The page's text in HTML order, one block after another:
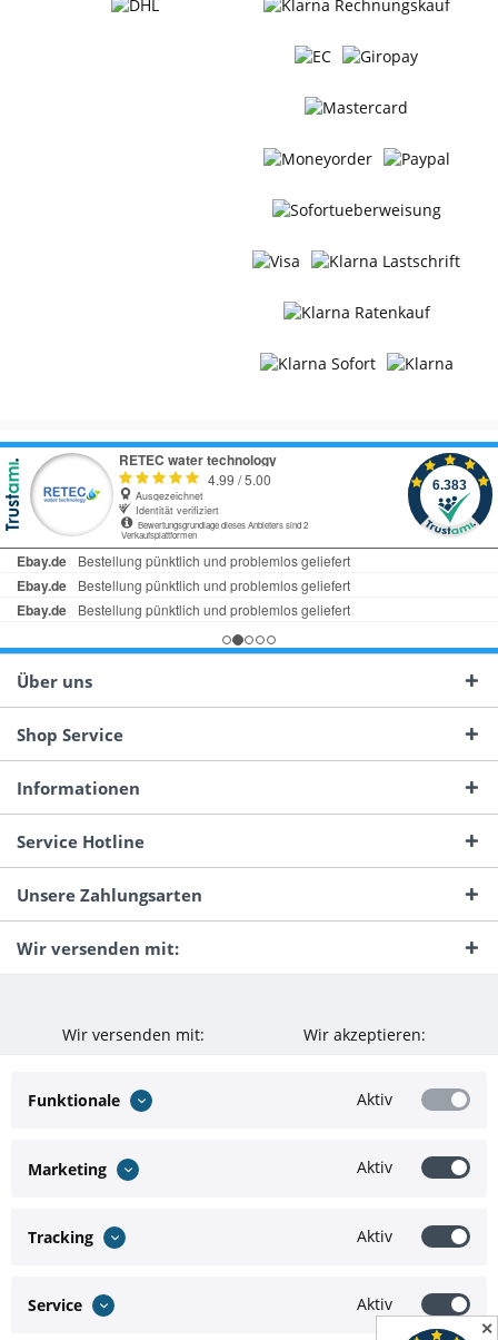
✕
Über uns
Shop Service
Informationen
Service Hotline
Unsere Zahlungsarten
Wir versenden mit:
Wir versenden mit: Wir akzeptieren:
Funktionale Aktiv
Marketing Aktiv
Tracking Aktiv
Service Aktiv